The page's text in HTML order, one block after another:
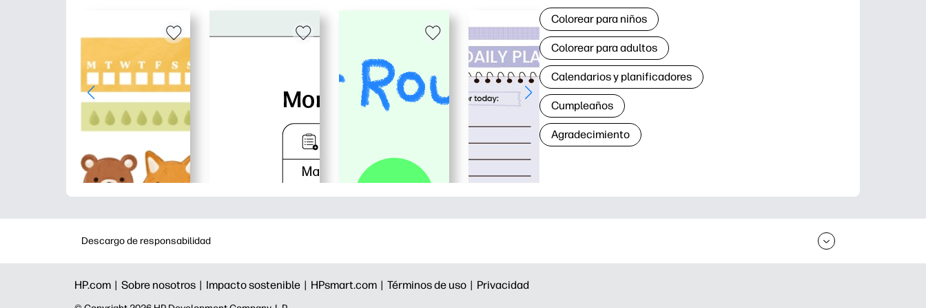
Colorear para niños
Colorear para adultos
Calendarios y planificadores
Cumpleaños
Agradecimiento
Descargo de responsabilidad
HP.com | Sobre nosotros | Impacto sostenible | HPsmart.com | Términos de uso | Privacidad